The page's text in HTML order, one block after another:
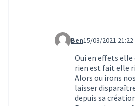
Commentaire 350
Ben15/03/2021 21:22
Oui en effets elle
rien est fait elle
Alors ou irons
laisser
depuis sa